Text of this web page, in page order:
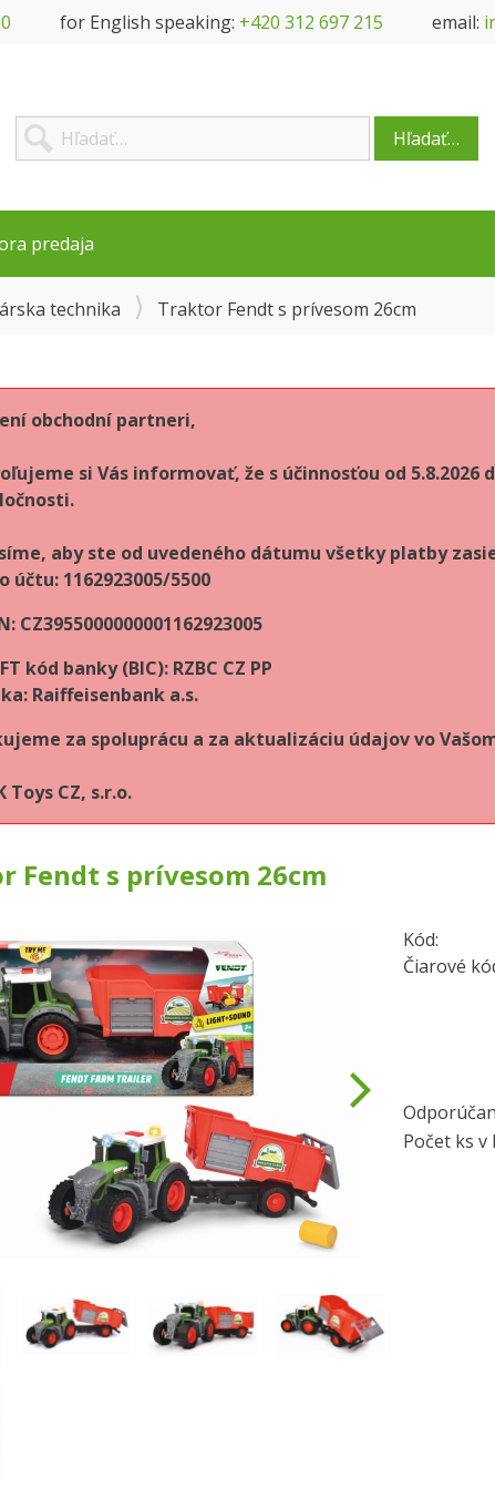
for English speaking: +420 312 697 215 email:
Hľadať…
predaja
technika Traktor Fendt s prívesom 26cm
obchodní partneri,
si Vás informovať, že s účinnosťou od 5.8.2026
aby ste od uvedeného dátumu všetky platby
účtu: 1162923005/5500
CZ3955000000001162923005
kód banky (BIC): RZBC CZ PP
Raiffeisenbank a.s.
za spoluprácu a za aktualizáciu údajov vo
Toys CZ, s.r.o.
Fendt s prívesom 26cm
Kód:
Čiarové
Počet ks